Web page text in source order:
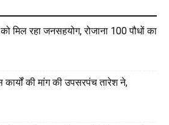
मिल रहा जनसहयोग, रोजाना 100 पौधों का
की मांग की उपसरपंच तारेश ने,